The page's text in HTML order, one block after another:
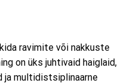
ravimite või nakkuste
on üks juhtivaid haiglaid,
ja multidistsiplinaarne